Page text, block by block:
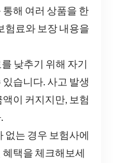
해 여러 상품을 한
험료와 보장 내용을
낮추기 위해 자기
습니다. 사고 발생
이 커지지만, 보험
없는 경우 보험사에
택을 체크해보세